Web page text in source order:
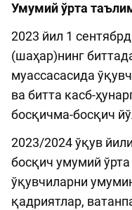
Умумий ўрта
2023 йил 1
(шаҳар)нинг
муассасасида
ва битта касб-
босқичма-босқич
2023/2024 ўқув
босқич умумий
ўқувчиларни
қадриятлар,